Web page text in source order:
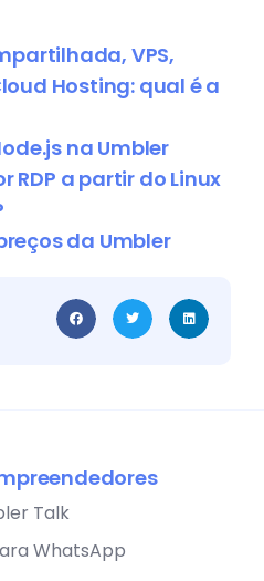
VPS,
Hosting: qual é a
na Umbler
RDP a partir do Linux
da Umbler
Talk
WhatsApp